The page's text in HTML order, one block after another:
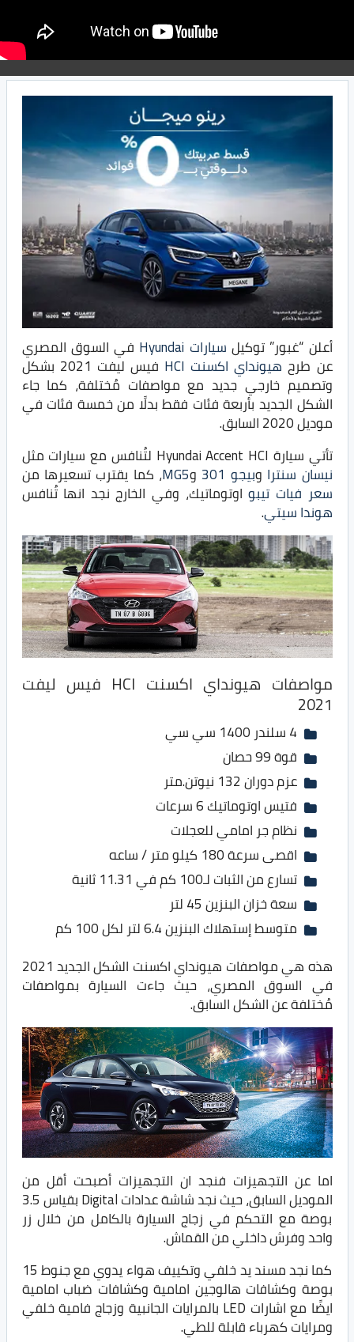
أعلن “غبور” توكيل سيارات Hyundai في السوق المصري
عن طرح هيونداي اكسنت HCI فيس ليفت 2021 بشكل
وتصميم خارجي جديد مع مواصفات مُختلفة، كما جاء
الشكل الجديد بأربعة فئات فقط بدلًا من خمسة فئات في
موديل 2020 السابق.
تأتي سيارة Hyundai Accent HCI لتُنافس مع سيارات مثل
نيسان سنترا وبيجو 301 وMG5، كما يقترب تسعيرها من
سعر فيات تيبواوتوماتيك، وفي الخارج نجد انها تُنافس
هوندا سيتي.
مواصفات هيونداي اكسنت HCI فيس ليفت
2021
4 سلندر 1400 سي سي
قوة 99 حصان
عزم دوران 132 نيوتن.متر
فتيس اوتوماتيك 6 سرعات
نظام جر امامي للعجلات
اقصى سرعة 180 كيلو متر / ساعه
تسارع من الثبات لـ100 كم في 11.31 ثانية
سعة خزان البنزين 45 لتر
متوسط إستهلاك البنزين 6.4 لتر لكل 100 كم
هذه هي مواصفات هيونداي اكسنت الشكل الجديد 2021
في السوق المصري، حيث جاءت السيارة بمواصفات
مُختلفة عن الشكل السابق.
اما عن التجهيزات فنجد ان التجهيزات أصبحت أقل من
الموديل السابق، حيث نجد شاشة عدادات Digital بقياس 3.5
بوصة مع التحكم في زجاج السيارة بالكامل من خلال زر
واحد وفرش داخلي من القماش.
كما نجد مسند يد خلفي وتكييف هواء يدوي مع جنوط 15
بوصة وكشافات هالوجين امامية وكشافات ضباب امامية
ايضًا مع اشارات LED بالمرايات الجانبية وزجاج فامية خلفي
ومرايات كهرباء قابلة للطي.